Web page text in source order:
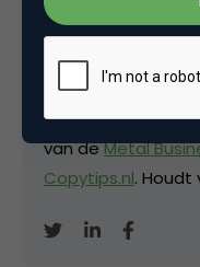
David
Freelance (SEO-
van deMetal
Copytips.nl. Houdt